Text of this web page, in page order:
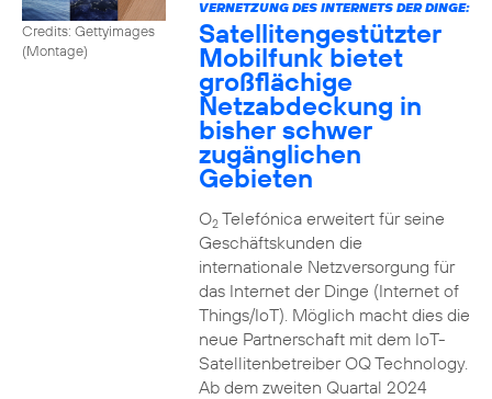
Credits: Gettyimages
(Montage)
VERNETZUNG DES INTERNETS DER DINGE:
Satellitengestützter
Mobilfunk bietet
großflächige
Netzabdeckung in
bisher schwer
zugänglichen
Gebieten
O2Telefónica erweitert für seine
Geschäftskunden die
internationale Netzversorgung für
das Internet der Dinge (Internet of
Things/IoT). Möglich macht dies die
neue Partnerschaft mit dem IoT-
Satellitenbetreiber OQ Technology.
Ab dem zweiten Quartal 2024